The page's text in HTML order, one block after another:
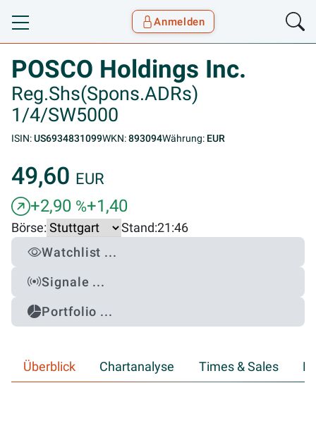
Toggle navigation
Anmelden
POSCO Holdings Inc.
Reg.Shs(Spons.ADRs)
1/4/SW5000
ISIN:US6934831099WKN:893094Währung: EUR
49,60 EUR
+2,90 %+1,40
Börse: Stand:21:46
Watchlist ...
Signale ...
Portfolio ...
Überblick Chartanalyse Times & Sales